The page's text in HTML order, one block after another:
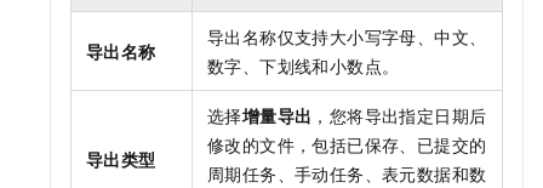
导出名称
导出名称仅支持大小写字母、中文、
数字、下划线和小数点。
导出类型
选择增量导出 ，您将导出指定日期后
修改的文件，包括已保存、已提交的
周期任务、手动任务、表元数据和数